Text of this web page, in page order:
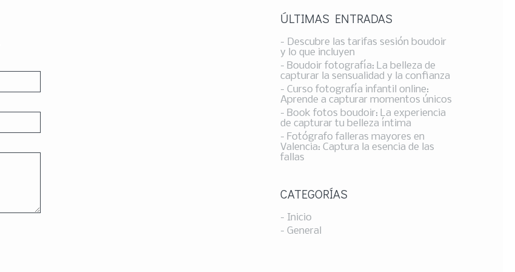
ÚLTIMAS ENTRADAS
- Descubre las tarifas sesión boudoir
y lo que incluyen
- Boudoir fotografía: La belleza de
capturar la sensualidad y la confianza
- Curso fotografía infantil online:
Aprende a capturar momentos únicos
- Book fotos boudoir: La experiencia
de capturar tu belleza íntima
- Fotógrafo falleras mayores en
Valencia: Captura la esencia de las
fallas
CATEGORÍAS
- Inicio
- General